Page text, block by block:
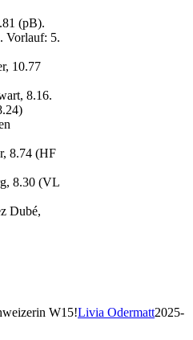
(pB).
Vorlauf: 5.
10.77
8.16.
8.74 (HF
8.30 (VL
Dubé,
W15!Livia Odermatt2025-